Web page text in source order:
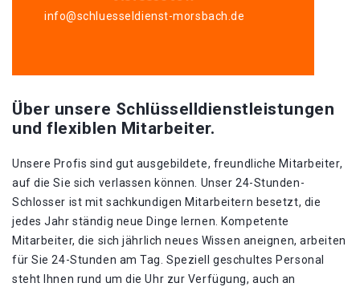
info@schluesseldienst-morsbach.de
Über unsere Schlüsselldienstleistungen
und flexiblen Mitarbeiter.
Unsere Profis sind gut ausgebildete, freundliche Mitarbeiter,
auf die Sie sich verlassen können. Unser 24-Stunden-
Schlosser ist mit sachkundigen Mitarbeitern besetzt, die
jedes Jahr ständig neue Dinge lernen. Kompetente
Mitarbeiter, die sich jährlich neues Wissen aneignen, arbeiten
für Sie 24-Stunden am Tag. Speziell geschultes Personal
steht Ihnen rund um die Uhr zur Verfügung, auch an